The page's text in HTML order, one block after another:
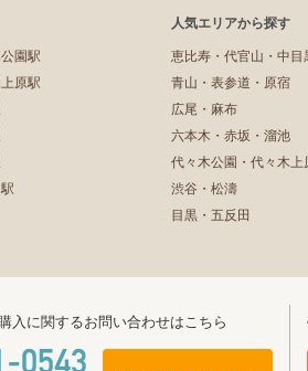
園駅
原駅
人気エリアから探す
恵比寿・代官山・中目
青山・表参道・原宿
広尾・麻布
六本木・赤坂・溜池
代々木公園・代々木上
渋谷・松濤
目黒・五反田
入に関するお問い合わせはこちら